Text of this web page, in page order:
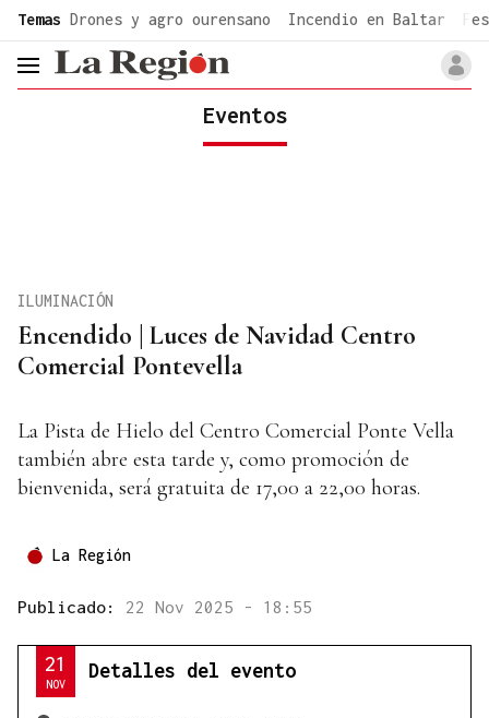
Temas Drones y agro ourensano Incendio en Baltar
header.menu.open
Eventos
Encendido | Luces de Navidad Centro
Comercial Pontevella
ILUMINACIÓN
La Pista de Hielo del Centro Comercial Ponte Vella
también abre esta tarde y, como promoción de
bienvenida, será gratuita de 17,00 a 22,00 horas.
La Región
Publicado: 22 Nov 2025 - 18:55
21
NOV
Detalles del evento